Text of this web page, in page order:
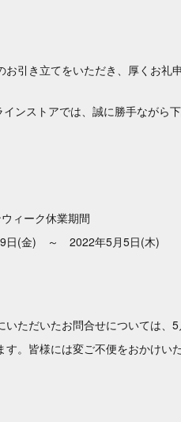
お引き立てをいただき、厚くお礼
インストアでは、誠に勝手ながら
ィーク休業期間
日(金) ～ 2022年5月5日(木)
いただいたお問合せについては、
す。皆様には変ご不便をおかけい